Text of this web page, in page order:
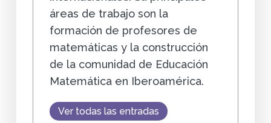
áreas de trabajo son la
formación de profesores de
matemáticas y la construcción
de la comunidad de Educación
Matemática en Iberoamérica.
Ver todas las entradas